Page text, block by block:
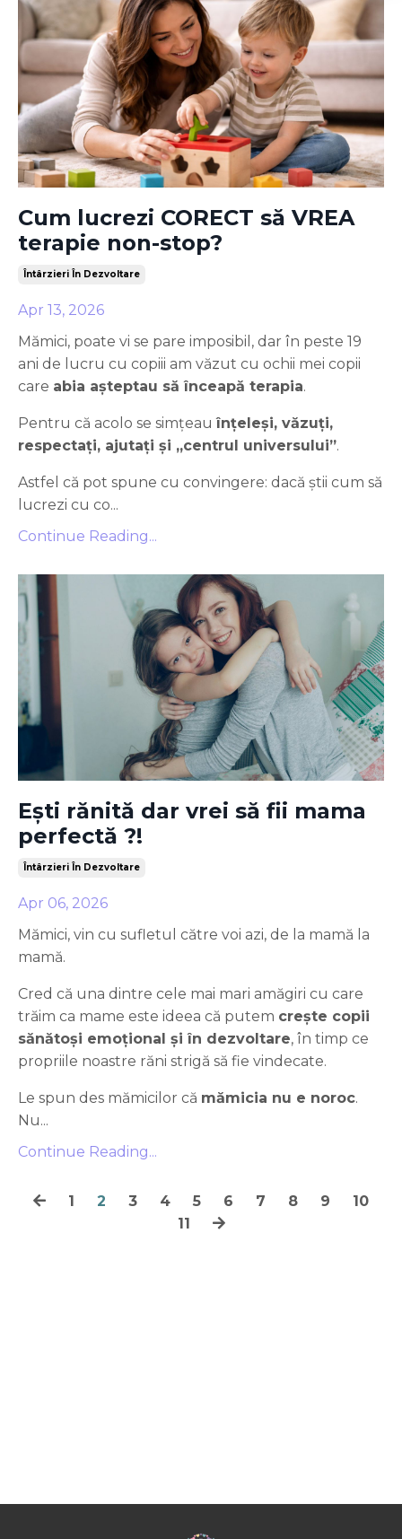
Cum lucrezi CORECT să VREA
terapie non-stop?
Întârzieri În Dezvoltare
Apr 13, 2026
Mămici, poate vi se pare imposibil, dar în peste 19
ani de lucru cu copiii am văzut cu ochii mei copii
care abia așteptau să înceapă terapia.
Pentru că acolo se simțeauînțeleși, văzuți,
respectați, ajutați și „centrul universului”.
Astfel că pot spune cu convingere: dacă știi cum să
lucrezi cu co...
Continue Reading...
Ești rănită dar vrei să fii mama
perfectă ?!
Întârzieri În Dezvoltare
Apr 06, 2026
Mămici, vin cu sufletul către voi azi, de la mamă la
mamă.
Cred că una dintre cele mai mari amăgiri cu care
trăim ca mame este ideea că putem crește copii
sănătoși emoțional și în dezvoltare, în timp ce
propriile noastre răni strigă să fie vindecate.
Le spun des mămicilor că mămicia nu e noroc.
Nu...
Continue Reading...
1 2 3 4 5 6 7 8 9
10
11